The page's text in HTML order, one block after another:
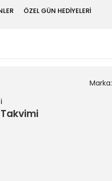
ÖZEL GÜN HEDİYELERİ
Marka: